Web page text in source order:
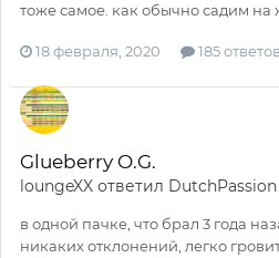
тоже самое. как обычно садим на
18 февраля, 2020 185 ответов
Glueberry O.G.
loungeXX ответил DutchPassion
в одной пачке, что брал 3 года
никаких отклонений, легко